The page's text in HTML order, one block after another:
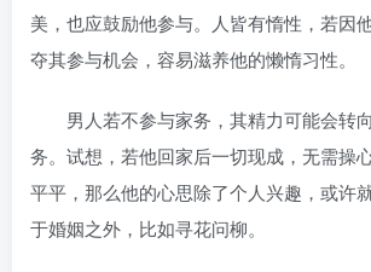
美，也应鼓励他参与。人皆有惰性，若因
夺其参与机会，容易滋养他的懒惰习性。
男人若不参与家务，其精力可能会转
务。试想，若他回家后一切现成，无需操
平平，那么他的心思除了个人兴趣，或许
于婚姻之外，比如寻花问柳。